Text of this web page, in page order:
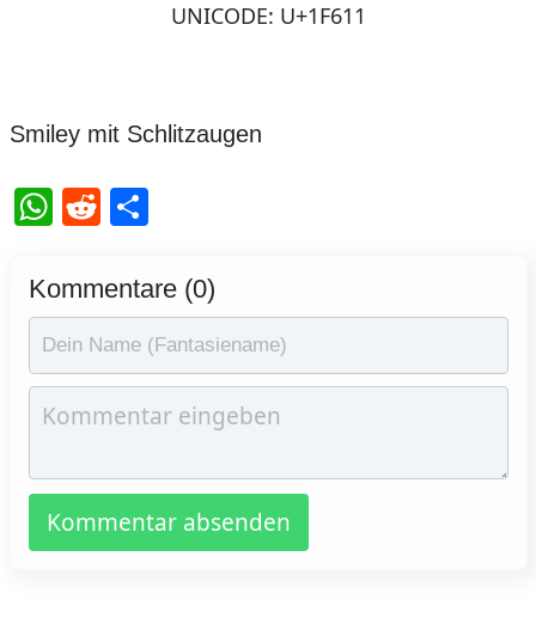
UNICODE: U+1F611
Smiley mit Schlitzaugen
WhatsApp
Reddit
Teilen
Kommentare (0)
Kommentar absenden